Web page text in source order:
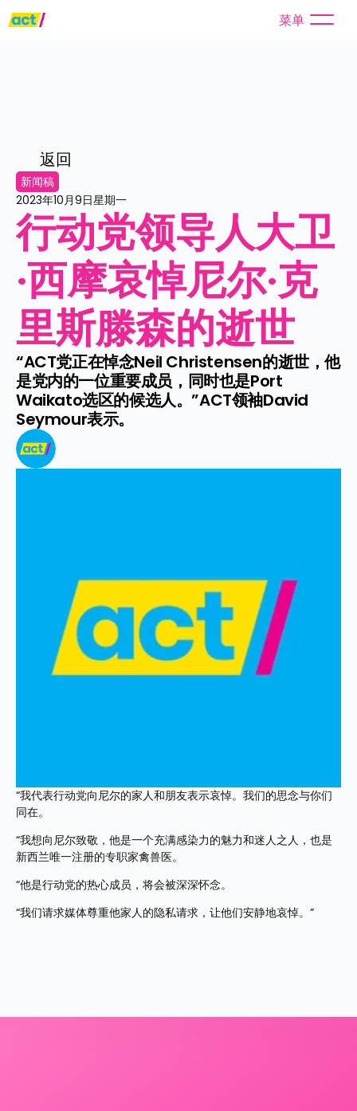
菜单
返回
新闻稿
2023年10月9日星期一
行动党领导人大卫
·西摩哀悼尼尔·克
里斯滕森的逝世
“ACT党正在悼念Neil Christensen的逝世，他
是党内的一位重要成员，同时也是Port
Waikato选区的候选人。”ACT领袖David
Seymour表示。
“我代表行动党向尼尔的家人和朋友表示哀悼。我们的思念与你们
同在。
“我想向尼尔致敬，他是一个充满感染力的魅力和迷人之人，也是
新西兰唯一注册的专职家禽兽医。
“他是行动党的热心成员，将会被深深怀念。
“我们请求媒体尊重他家人的隐私请求，让他们安静地哀悼。”